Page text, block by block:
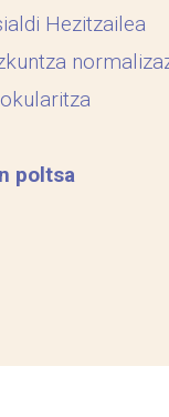
Hezitzailea
poltsa